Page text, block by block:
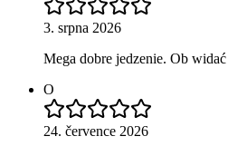
3. srpna 2026
Mega dobre jedzenie. Ob widać
O
24. července 2026